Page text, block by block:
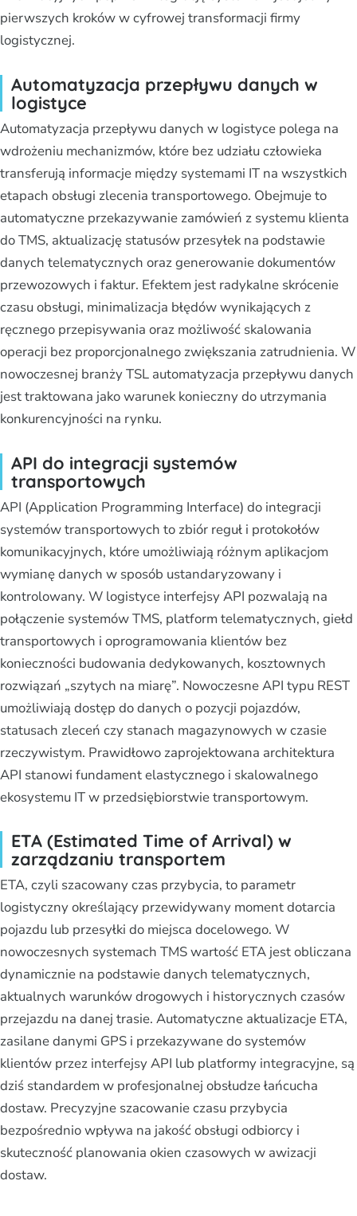
pierwszych kroków w cyfrowej transformacji firmy
logistycznej.
Automatyzacja przepływu danych w
logistyce
Automatyzacja przepływu danych w logistyce polega na
wdrożeniu mechanizmów, które bez udziału człowieka
transferują informacje między systemami IT na wszystkich
etapach obsługi zlecenia transportowego. Obejmuje to
automatyczne przekazywanie zamówień z systemu klienta
do TMS, aktualizację statusów przesyłek na podstawie
danych telematycznych oraz generowanie dokumentów
przewozowych i faktur. Efektem jest radykalne skrócenie
czasu obsługi, minimalizacja błędów wynikających z
ręcznego przepisywania oraz możliwość skalowania
operacji bez proporcjonalnego zwiększania zatrudnienia. W
nowoczesnej branży TSL automatyzacja przepływu danych
jest traktowana jako warunek konieczny do utrzymania
konkurencyjności na rynku.
API do integracji systemów
transportowych
API (Application Programming Interface) do integracji
systemów transportowych to zbiór reguł i protokołów
komunikacyjnych, które umożliwiają różnym aplikacjom
wymianę danych w sposób ustandaryzowany i
kontrolowany. W logistyce interfejsy API pozwalają na
połączenie systemów TMS, platform telematycznych, giełd
transportowych i oprogramowania klientów bez
konieczności budowania dedykowanych, kosztownych
rozwiązań „szytych na miarę”. Nowoczesne API typu REST
umożliwiają dostęp do danych o pozycji pojazdów,
statusach zleceń czy stanach magazynowych w czasie
rzeczywistym. Prawidłowo zaprojektowana architektura
API stanowi fundament elastycznego i skalowalnego
ekosystemu IT w przedsiębiorstwie transportowym.
ETA (Estimated Time of Arrival) w
zarządzaniu transportem
ETA, czyli szacowany czas przybycia, to parametr
logistyczny określający przewidywany moment dotarcia
pojazdu lub przesyłki do miejsca docelowego. W
nowoczesnych systemach TMS wartość ETA jest obliczana
dynamicznie na podstawie danych telematycznych,
aktualnych warunków drogowych i historycznych czasów
przejazdu na danej trasie. Automatyczne aktualizacje ETA,
zasilane danymi GPS i przekazywane do systemów
klientów przez interfejsy API lub platformy integracyjne, są
dziś standardem w profesjonalnej obsłudze łańcucha
dostaw. Precyzyjne szacowanie czasu przybycia
bezpośrednio wpływa na jakość obsługi odbiorcy i
skuteczność planowania okien czasowych w awizacji
dostaw.